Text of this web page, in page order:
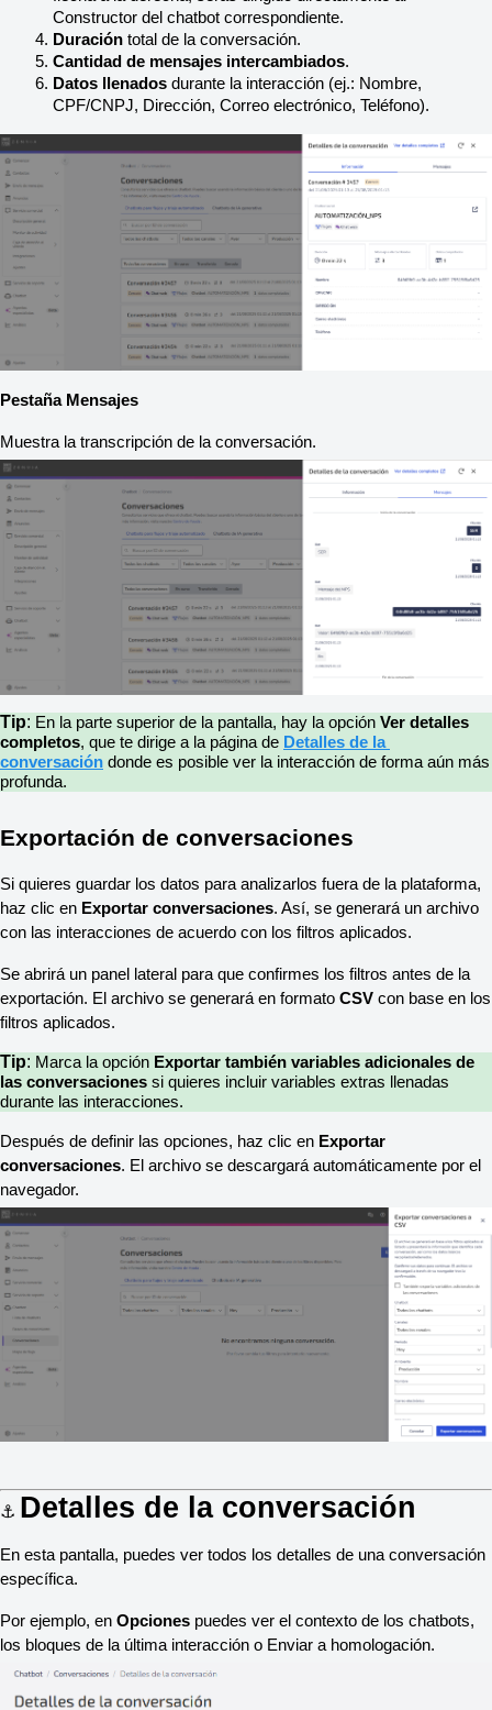
Constructor del chatbot correspondiente.
Duración total de la conversación.
Cantidad de mensajes intercambiados.
Datos llenados durante la interacción (ej.: Nombre,
CPF/CNPJ, Dirección, Correo electrónico, Teléfono).
Pestaña Mensajes
Muestra la transcripción de la conversación.
Tip: En la parte superior de la pantalla, hay la opción Ver detalles
completos, que te dirige a la página de Detalles de la
conversación donde es posible ver la interacción de forma aún más
profunda.
Exportación de conversaciones
Si quieres guardar los datos para analizarlos fuera de la plataforma,
haz clic en Exportar conversaciones. Así, se generará un archivo
con las interacciones de acuerdo con los filtros aplicados.
Se abrirá un panel lateral para que confirmes los filtros antes de la
exportación. El archivo se generará en formato CSV con base en los
filtros aplicados.
Tip: Marca la opción Exportar también variables adicionales de
las conversaciones si quieres incluir variables extras llenadas
durante las interacciones.
Después de definir las opciones, haz clic en Exportar
conversaciones. El archivo se descargará automáticamente por el
navegador.
⚓ Detalles de la conversación
En esta pantalla, puedes ver todos los detalles de una conversación
específica.
Por ejemplo, en Opciones puedes ver el contexto de los chatbots,
los bloques de la última interacción o Enviar a homologación.